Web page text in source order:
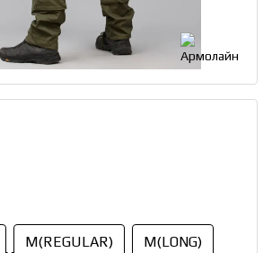
M(REGULAR) M(LONG)